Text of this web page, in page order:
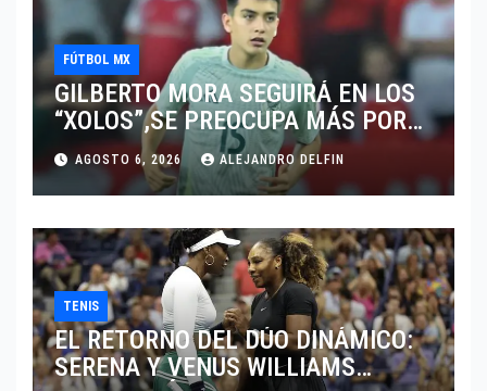
FÚTBOL MX
GILBERTO MORA SEGUIRÁ EN LOS
“XOLOS”,SE PREOCUPA MÁS POR
JUGAR EN SU EQUIPO.
AGOSTO 6, 2026 ALEJANDRO DELFIN
TENIS
EL RETORNO DEL DÚO DINÁMICO:
SERENA Y VENUS WILLIAMS